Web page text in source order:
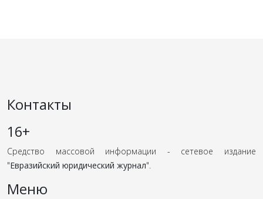
Контакты
16+
Средство массовой информации - сетевое издание
"Евразийский юридический журнал".
Меню